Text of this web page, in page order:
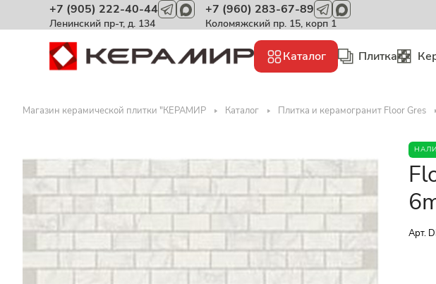
+7 (905) 222-40-44
Ленинский пр-т, д. 134
+7 (960) 283-67-89
Коломяжский пр. 15, корп 1
Каталог Плитка
Магазин керамической плитки "КЕРАМИР Каталог Плитка и керамогранит Floor Gres
Арт.